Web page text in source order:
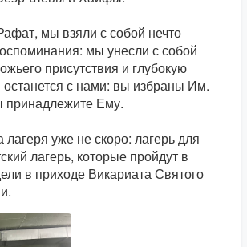
мы взяли с собой нечто
мы унесли с собой
присутствия и глубокую
останется с нами: вы избраны Им.
Ему.
уже не скоро: лагерь для
лагерь, которые пройдут в
в приходе Викариата Святого